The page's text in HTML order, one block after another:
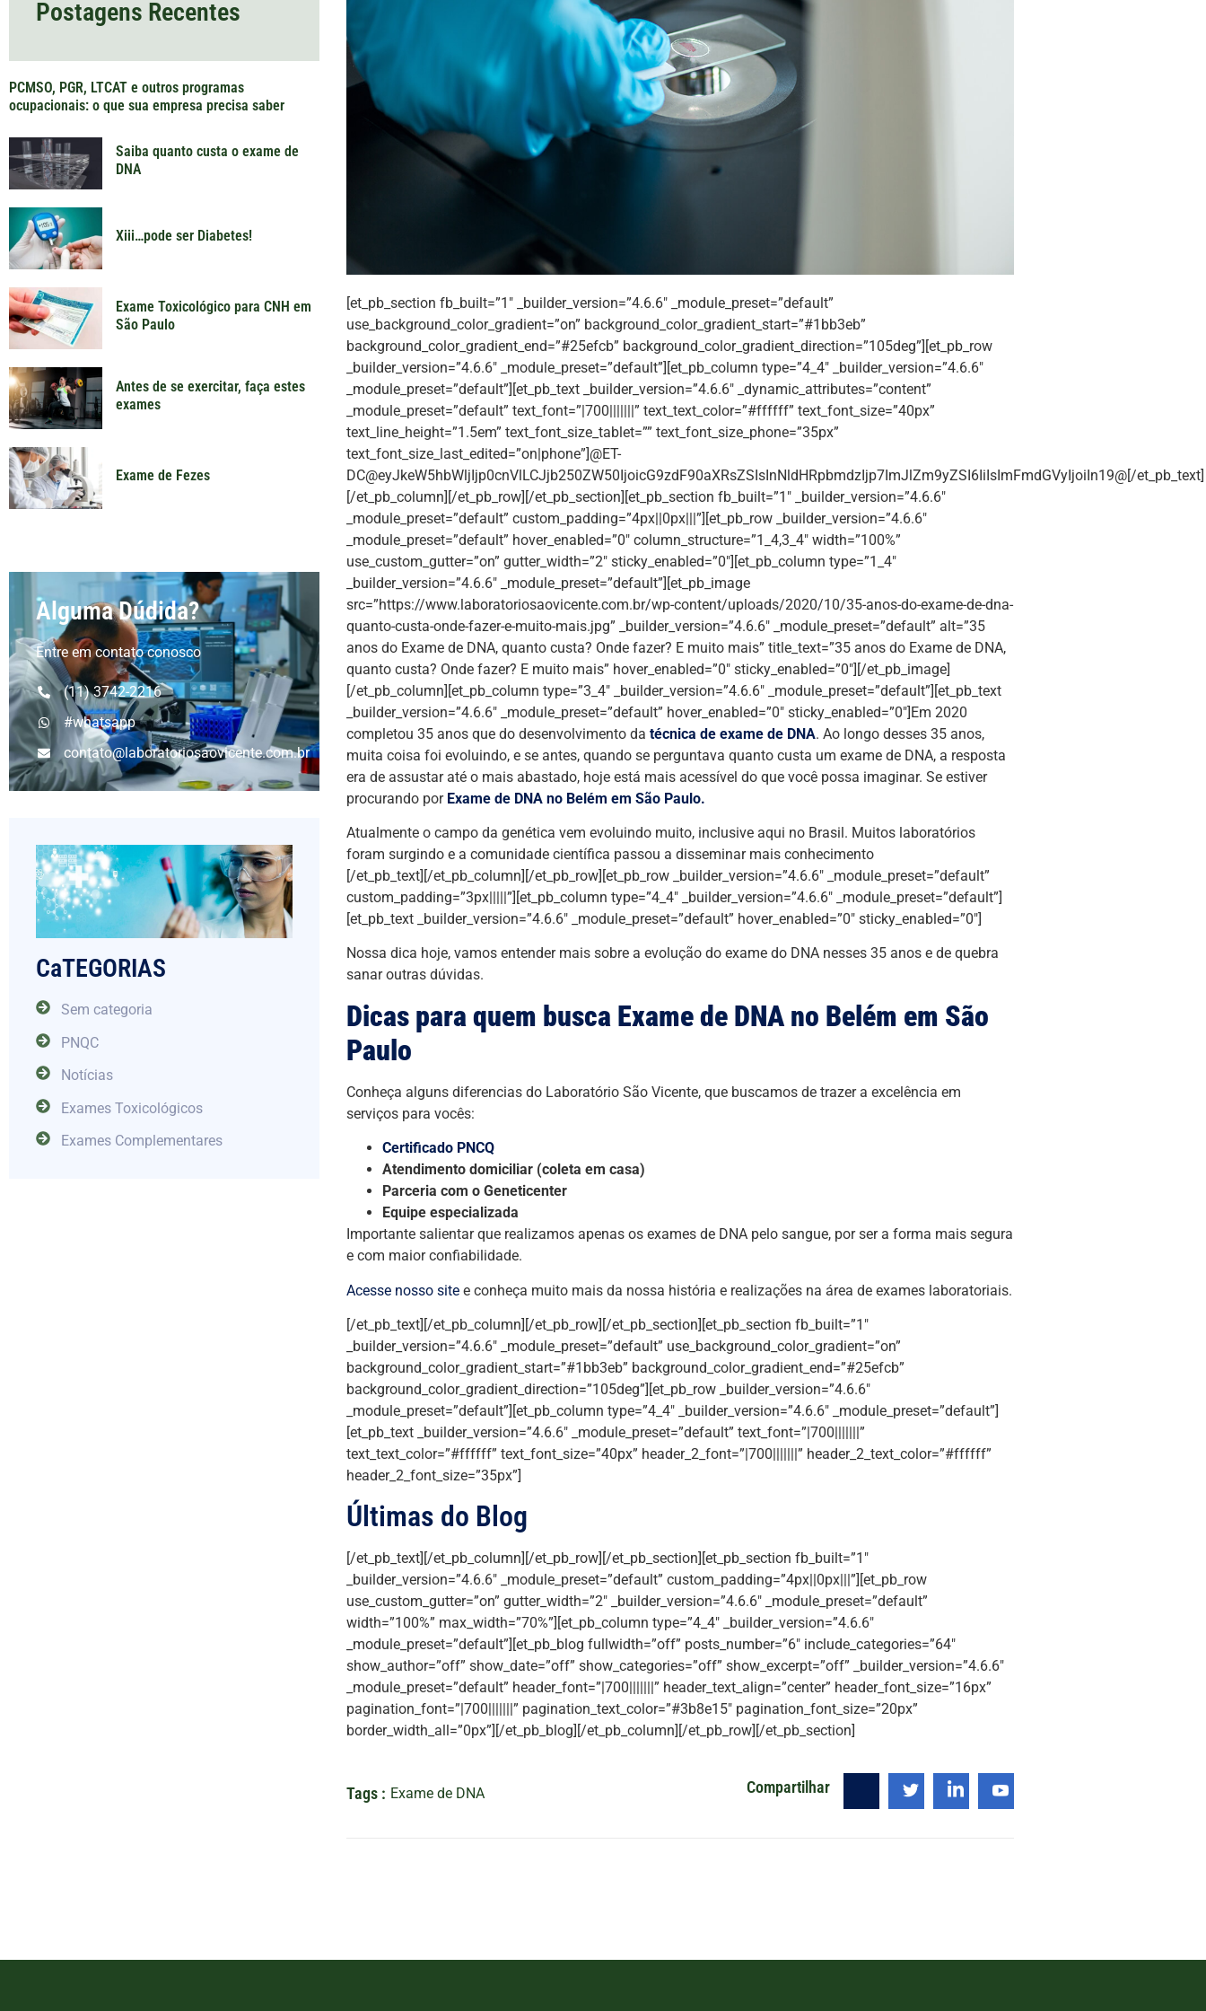
Postagens Recentes
PCMSO, PGR, LTCAT e outros programas
ocupacionais: o que sua empresa precisa saber
Saiba quanto custa o exame de
DNA
Xiii…pode ser Diabetes!
Exame Toxicológico para CNH em
São Paulo
Antes de se exercitar, faça estes
exames
Exame de Fezes
Alguma Dúdida?
Entre em contato conosco
(11) 3742-2216
#whatsapp
contato@laboratoriosaovicente.com.br
CaTEGORIAS
Sem categoria
PNQC
Notícias
Exames Toxicológicos
Exames Complementares
[et_pb_section fb_built=”1″ _builder_version=”4.6.6″ _module_preset=”default”
use_background_color_gradient=”on” background_color_gradient_start=”#1bb3eb”
background_color_gradient_end=”#25efcb” background_color_gradient_direction=”105deg”][et_pb_row
_builder_version=”4.6.6″ _module_preset=”default”][et_pb_column type=”4_4″ _builder_version=”4.6.6″
_module_preset=”default”][et_pb_text _builder_version=”4.6.6″ _dynamic_attributes=”content”
_module_preset=”default” text_font=”|700|||||||” text_text_color=”#ffffff” text_font_size=”40px”
text_line_height=”1.5em” text_font_size_tablet=”” text_font_size_phone=”35px”
text_font_size_last_edited=”on|phone”]@ET-
DC@eyJkeW5hbWljIjp0cnVlLCJjb250ZW50IjoicG9zdF90aXRsZSIsInNldHRpbmdzIjp7ImJlZm9yZSI6IiIsImFmdGVyIjoiIn19@[/et_pb_text]
[/et_pb_column][/et_pb_row][/et_pb_section][et_pb_section fb_built=”1″ _builder_version=”4.6.6″
_module_preset=”default” custom_padding=”4px||0px|||”][et_pb_row _builder_version=”4.6.6″
_module_preset=”default” hover_enabled=”0″ column_structure=”1_4,3_4″ width=”100%”
use_custom_gutter=”on” gutter_width=”2″ sticky_enabled=”0″][et_pb_column type=”1_4″
_builder_version=”4.6.6″ _module_preset=”default”][et_pb_image
src=”https://www.laboratoriosaovicente.com.br/wp-content/uploads/2020/10/35-anos-do-exame-de-dna-
quanto-custa-onde-fazer-e-muito-mais.jpg” _builder_version=”4.6.6″ _module_preset=”default” alt=”35
anos do Exame de DNA, quanto custa? Onde fazer? E muito mais” title_text=”35 anos do Exame de DNA,
quanto custa? Onde fazer? E muito mais” hover_enabled=”0″ sticky_enabled=”0″][/et_pb_image]
[/et_pb_column][et_pb_column type=”3_4″ _builder_version=”4.6.6″ _module_preset=”default”][et_pb_text
_builder_version=”4.6.6″ _module_preset=”default” hover_enabled=”0″ sticky_enabled=”0″]Em 2020
completou 35 anos que do desenvolvimento da técnica de exame de DNA. Ao longo desses 35 anos,
muita coisa foi evoluindo, e se antes, quando se perguntava quanto custa um exame de DNA, a resposta
era de assustar até o mais abastado, hoje está mais acessível do que você possa imaginar. Se estiver
procurando por Exame de DNA no Belém em São Paulo.
Atualmente o campo da genética vem evoluindo muito, inclusive aqui no Brasil. Muitos laboratórios
foram surgindo e a comunidade científica passou a disseminar mais conhecimento
[/et_pb_text][/et_pb_column][/et_pb_row][et_pb_row _builder_version=”4.6.6″ _module_preset=”default”
custom_padding=”3px|||||”][et_pb_column type=”4_4″ _builder_version=”4.6.6″ _module_preset=”default”]
[et_pb_text _builder_version=”4.6.6″ _module_preset=”default” hover_enabled=”0″ sticky_enabled=”0″]
Nossa dica hoje, vamos entender mais sobre a evolução do exame do DNA nesses 35 anos e de quebra
sanar outras dúvidas.
Dicas para quem busca Exame de DNA no Belém em São
Paulo
Conheça alguns diferencias do Laboratório São Vicente, que buscamos de trazer a excelência em
serviços para vocês:
Certificado PNCQ
Atendimento domiciliar (coleta em casa)
Parceria com o Geneticenter
Equipe especializada
Importante salientar que realizamos apenas os exames de DNA pelo sangue, por ser a forma mais segura
e com maior confiabilidade.
Acesse nosso site e conheça muito mais da nossa história e realizações na área de exames laboratoriais.
[/et_pb_text][/et_pb_column][/et_pb_row][/et_pb_section][et_pb_section fb_built=”1″
_builder_version=”4.6.6″ _module_preset=”default” use_background_color_gradient=”on”
background_color_gradient_start=”#1bb3eb” background_color_gradient_end=”#25efcb”
background_color_gradient_direction=”105deg”][et_pb_row _builder_version=”4.6.6″
_module_preset=”default”][et_pb_column type=”4_4″ _builder_version=”4.6.6″ _module_preset=”default”]
[et_pb_text _builder_version=”4.6.6″ _module_preset=”default” text_font=”|700|||||||”
text_text_color=”#ffffff” text_font_size=”40px” header_2_font=”|700|||||||” header_2_text_color=”#ffffff”
header_2_font_size=”35px”]
Últimas do Blog
[/et_pb_text][/et_pb_column][/et_pb_row][/et_pb_section][et_pb_section fb_built=”1″
_builder_version=”4.6.6″ _module_preset=”default” custom_padding=”4px||0px|||”][et_pb_row
use_custom_gutter=”on” gutter_width=”2″ _builder_version=”4.6.6″ _module_preset=”default”
width=”100%” max_width=”70%”][et_pb_column type=”4_4″ _builder_version=”4.6.6″
_module_preset=”default”][et_pb_blog fullwidth=”off” posts_number=”6″ include_categories=”64″
show_author=”off” show_date=”off” show_categories=”off” show_excerpt=”off” _builder_version=”4.6.6″
_module_preset=”default” header_font=”|700|||||||” header_text_align=”center” header_font_size=”16px”
pagination_font=”|700|||||||” pagination_text_color=”#3b8e15″ pagination_font_size=”20px”
border_width_all=”0px”][/et_pb_blog][/et_pb_column][/et_pb_row][/et_pb_section]
Tags : Exame de DNA Compartilhar